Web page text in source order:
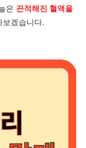
은 끈적해진 혈액을
보겠습니다.